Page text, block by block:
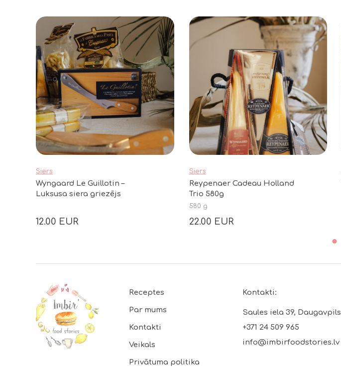
Siers
Wyngaard Le Guillotin –
Luksusa siera griezējs
12.00 EUR
Siers
Reypenaer Cadeau Holland
Trio 580g
580 g
22.00 EUR
Footer
Receptes
Par mums
Kontakti
Veikals
Privātuma politika
Kontakti:
Saules iela 39, Daugavpils
+371 24 509 965
info@imbirfoodstories.lv